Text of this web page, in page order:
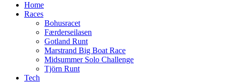
Home
Races
Bohusracet
Færderseilasen
Gotland Runt
Marstrand Big Boat Race
Midsummer Solo Challenge
Tjörn Runt
Tech